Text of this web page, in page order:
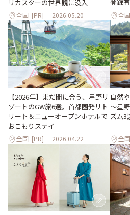
リカスターの世界観に没入
全国 [PR] 2026.05.20
登録
全国
【2026年】まだ間に合う、星野リ
ゾートのGW旅6選。首都圏発リト
リート＆ニューオープンホテルで
おこもりステイ
全国 [PR] 2026.04.22
自然
～星
ズム3
全国